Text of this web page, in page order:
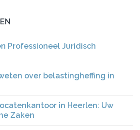
Professioneel Juridisch
over belastingheffing in
in Heerlen: Uw
Zaken